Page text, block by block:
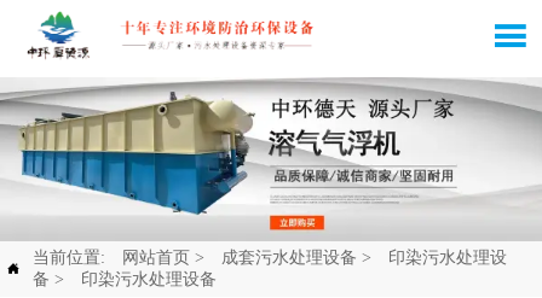


当前位置: 网站首页 > 成套污水处理设备 >
印染污水处理设
备 > 印染污水处理设备